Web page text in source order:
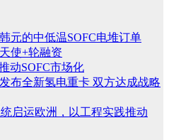
元的中低温SOFC电堆订单
使+轮融资
动SOFC市场化
布全新氢电重卡 双方达成战略
启运欧洲，以工程实践推动